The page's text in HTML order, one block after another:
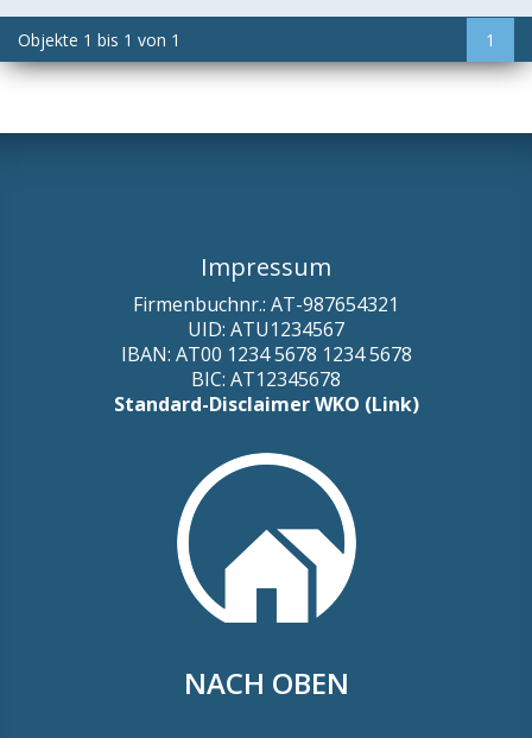
Objekte 1 bis 1 von 1 1
Impressum
Firmenbuchnr.: AT-987654321
UID: ATU1234567
IBAN: AT00 1234 5678 1234 5678
BIC: AT12345678
Standard-Disclaimer WKO (Link)
NACH OBEN